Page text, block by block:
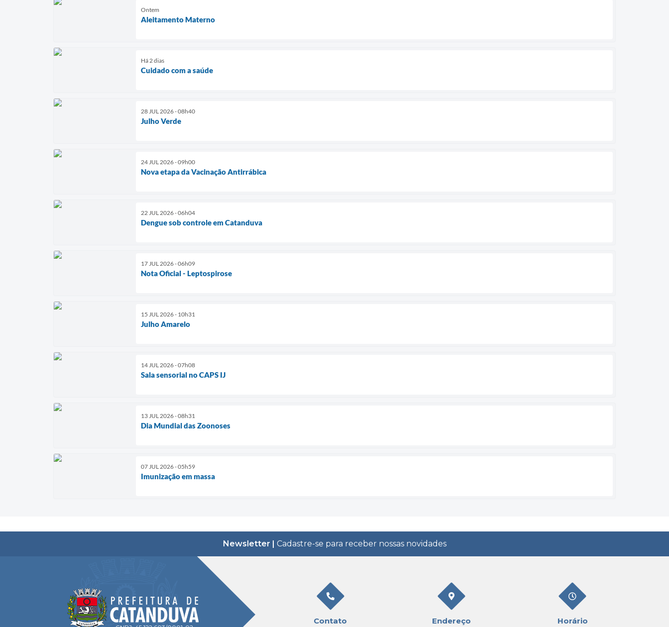
Ontem
Aleitamento Materno
Há 2 dias
Cuidado com a saúde
28 JUL 2026 - 08h40
Julho Verde
24 JUL 2026 - 09h00
Nova etapa da Vacinação Antirrábica
22 JUL 2026 - 06h04
Dengue sob controle em Catanduva
17 JUL 2026 - 06h09
Nota Oficial - Leptospirose
15 JUL 2026 - 10h31
Julho Amarelo
14 JUL 2026 - 07h08
Sala sensorial no CAPS IJ
13 JUL 2026 - 08h31
Dia Mundial das Zoonoses
07 JUL 2026 - 05h59
Imunização em massa
Newsletter | Cadastre-se para receber nossas novidades
Contato Endereço Horário